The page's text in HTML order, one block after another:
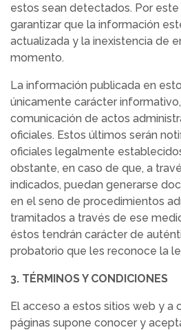
estos sean detectados. Por
garantizar que la información
actualizada y la inexistencia de
momento.
La información publicada en
únicamente carácter
comunicación de actos
oficiales. Estos últimos serán
oficiales legalmente
obstante, en caso de que, a
indicados, puedan generarse
en el seno de procedimientos
tramitados a través de ese
éstos tendrán carácter de
probatorio que les reconoce la
3. TÉRMINOS Y CONDICIONES
El acceso a estos sitios web y a
páginas supone conocer y